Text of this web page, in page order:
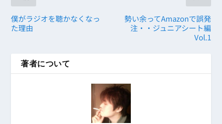
僕がラジオを聴かなくなっ
た理由
勢い余ってAmazonで誤発
注・・ジュニアシート編
Vol.1
著者について